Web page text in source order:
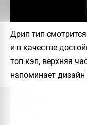
Дрип тип
и в качестве
топ кэп, верхняя
напоминает дизайн